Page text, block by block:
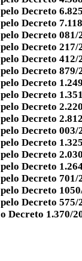
Decreto
Decreto
Decreto 081/
Decreto 217/
Decreto 412/
Decreto 879/
Decreto
Decreto
Decreto
Decreto
Decreto 003/
Decreto
Decreto
Decreto
Decreto 701/
Decreto
Decreto 575/
Decreto 1.370/